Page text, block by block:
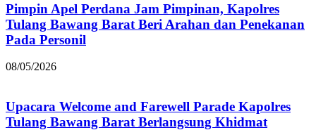
Pimpin Apel Perdana Jam Pimpinan, Kapolres
Tulang Bawang Barat Beri Arahan dan Penekanan
Pada Personil
08/05/2026
Upacara Welcome and Farewell Parade Kapolres
Tulang Bawang Barat Berlangsung Khidmat